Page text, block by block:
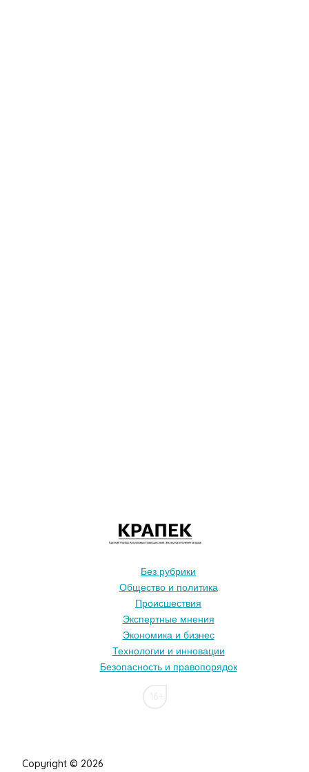
Без рубрики
Общество и политика
Происшествия
Экспертные мнения
Экономика и бизнес
Технологии и инновации
Безопасность и правопорядок
Copyright © 2026